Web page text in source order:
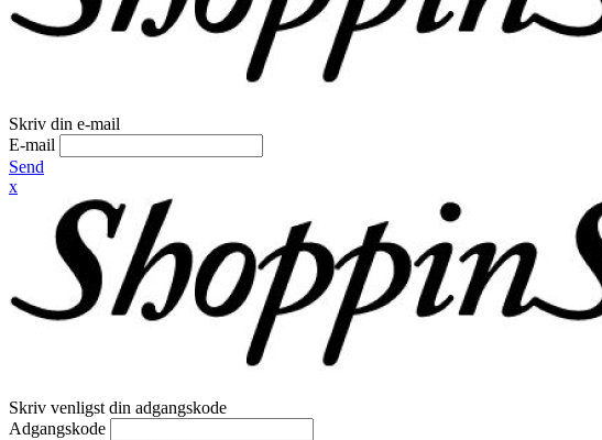
Skriv din e-mail
E-mail
Send
x
Skriv venligst din adgangskode
Adgangskode